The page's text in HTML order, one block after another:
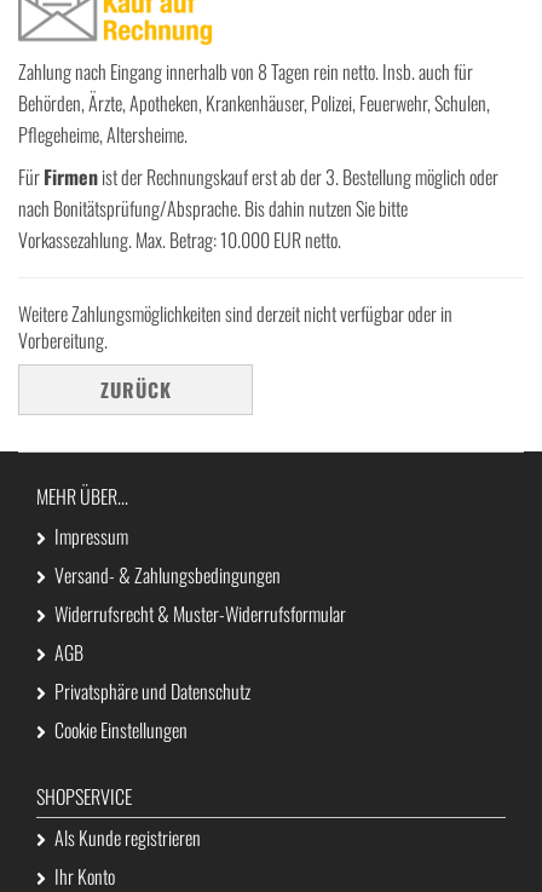
Zahlung nach Eingang innerhalb von 8 Tagen rein netto. Insb. auch für
Behörden, Ärzte, Apotheken, Krankenhäuser, Polizei, Feuerwehr, Schulen,
Pflegeheime, Altersheime.
FürFirmenist der Rechnungskauf erst ab der 3. Bestellung möglich oder
nach Bonitätsprüfung/Absprache. Bis dahin nutzen Sie bitte
Vorkassezahlung. Max. Betrag: 10.000 EUR netto.
Weitere Zahlungsmöglichkeiten sind derzeit nicht verfügbar oder in
Vorbereitung.
ZURÜCK
MEHR ÜBER...
Impressum
Versand- & Zahlungsbedingungen
Widerrufsrecht & Muster-Widerrufsformular
AGB
Privatsphäre und Datenschutz
Cookie Einstellungen
SHOPSERVICE
Als Kunde registrieren
Ihr Konto